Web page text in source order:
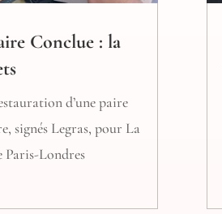
Conclue : la
d’une paire
signés Legras, pour La
Paris-Londres